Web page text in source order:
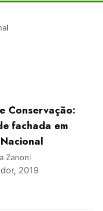
Conservação:
fachada em
Zanoni
2019